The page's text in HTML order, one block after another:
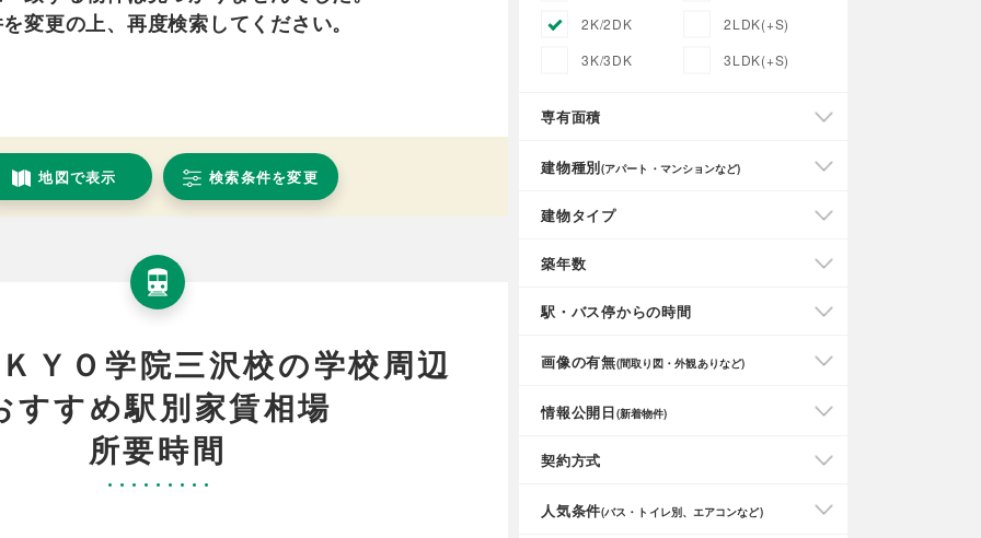
変更の上、再度検索してください。
地図で表示 検索条件を変更
ＹＯ学院三沢校の学校周辺
すすめ駅別家賃相場
所要時間
2K/2DK
2LDK(+S)
3K/3DK
3LDK(+S)
専有面積
建物種別(アパート・マンションなど)
建物タイプ
築年数
駅・バス停からの時間
画像の有無(間取り図・外観ありなど)
情報公開日(新着物件)
契約方式
人気条件(バス・トイレ別、エアコンなど)